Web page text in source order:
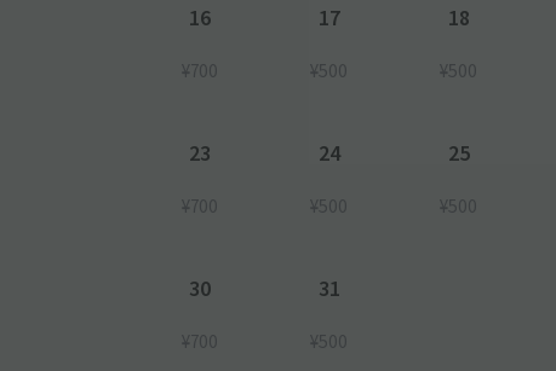
16
¥700
17
¥500
18
¥500
23
¥700
24
¥500
25
¥500
30
¥700
31
¥500